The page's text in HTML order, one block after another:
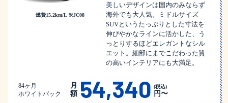
燃費15.2km/L ※JC08
美しいデザインは国内のみならず
海外でも大人気。ミドルサイズ
SUVというたっぷりとした寸法を
伸びやかなラインに活かした、う
っとりするほどエレガントなシル
エット。細部にまでこだわった質
の高いインテリアにも大満足。
84ヶ月
ホワイトパック
月
額 54,340 (税込)
円〜